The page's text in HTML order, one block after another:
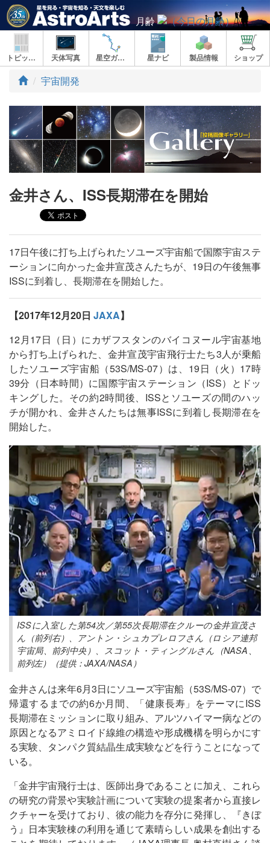
月齢
トピックス 天体写真 星空ガイド 星ナビ 製品情報 ショップ
ト
プ
宇宙開発
金井さん、ISS長期滞在を開始
17日午後に打ち上げられたソユーズ宇宙船で国際宇宙ステ
ーションに向かった金井宣茂さんたちが、19日の午後無事
ISSに到着し、長期滞在を開始した。
【2017年12月20日 JAXA】
12月17日（日）にカザフスタンのバイコヌール宇宙基地
から打ち上げられた、金井宣茂宇宙飛行士たち3人が乗船
したソユーズ宇宙船（53S/MS-07）は、19日（火）17時
39分（日本時間）に国際宇宙ステーション（ISS）とドッ
キングした。その約2時間後、ISSとソユーズの間のハッ
チが開かれ、金井さんたちは無事ISSに到着し長期滞在を
開始した。
ISSに入室した第54次／第55次長期滞在クルーの金井宣茂さ
ん（前列右）、アントン・シュカプレロフさん（ロシア連邦
宇宙局、前列中央）、スコット・ティングルさん（NASA、
前列左）（提供：JAXA/NASA）
金井さんは来年6月3日にソユーズ宇宙船（53S/MS-07）で
帰還するまでの約6か月間、「健康長寿」をテーマにISS
長期滞在ミッションに取り組み、アルツハイマー病などの
原因となるアミロイド線維の構造や形成機構を明らかにす
る実験、タンパク質結晶生成実験などを行うことになって
いる。
「金井宇宙飛行士は、医師出身であることに加え、これら
の研究の背景や実験計画について実験の提案者から直接レ
クチャーを受けており、彼の能力を存分に発揮し、『きぼ
う』日本実験棟の利用を通じて素晴らしい成果を創出する